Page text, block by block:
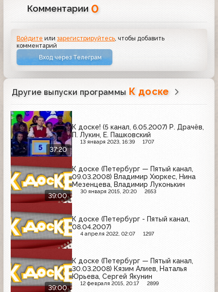
Комментарии 0
Войдите илизарегистрируйтесь, чтобы добавить
комментарий
Вход через Телеграм
Другие выпуски программы К доске
37:20
К доске! (5 канал, 6.05.2007) Р. Драчёв,
П. Лукин, Е. Пашковский
13 января 2023, 16:39 1707
39:00
К доске (Петербург — Пятый канал,
09.03.2008) Владимир Хюркес, Нина
Мезенцева, Владимир Луконькин
30 января 2015, 20:20 2653
К доске (Петербург - Пятый канал,
08.04.2007)
4 апреля 2022, 02:07 1297
39:00
К доске (Петербург — Пятый канал,
30.03.2008) Кязим Алиев, Наталья
Юрьева, Сергей Якунин
12 февраля 2015, 20:17 2899